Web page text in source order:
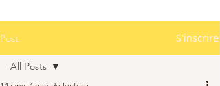
Post S'inscrire
All Posts